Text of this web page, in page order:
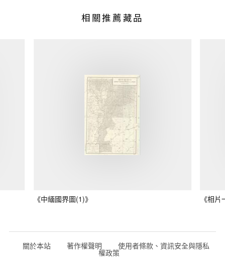
相關推薦藏品
《中緬國界圖(1)》 《相
關於本站 著作權聲明 使用者條款、資訊安全與隱私
權政策